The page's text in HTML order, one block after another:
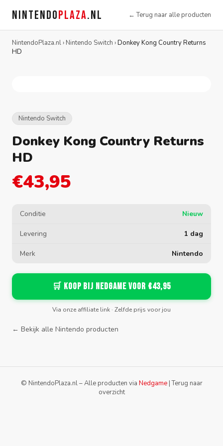
NINTENDOPLAZA.NL ← Terug naar alle producten
NintendoPlaza.nl› Nintendo Switch ›Donkey Kong Country Returns
HD
Nintendo Switch
Donkey Kong Country Returns
HD
€43,95
Conditie Nieuw
Levering 1 dag
Merk Nintendo
🛒 Koop bij Nedgame voor €43,95
Via onze affiliate link · Zelfde prijs voor jou
← Bekijk alle Nintendo producten
© NintendoPlaza.nl – Alle producten via Nedgame|Terug naar
overzicht